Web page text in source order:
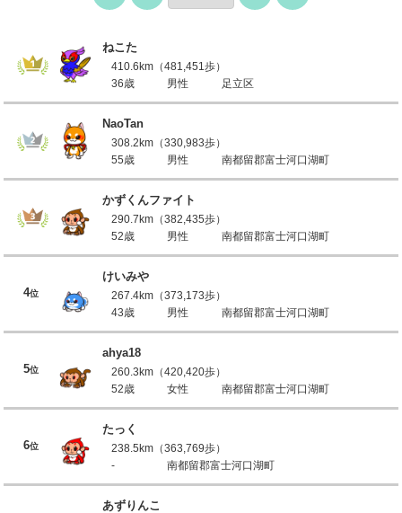
ねこた
410.6km（481,451歩）
36歳
男性 足立区
NaoTan
308.2km（330,983歩）
55歳
男性 南都留郡富士河口湖町
かずくんファイト
290.7km（382,435歩）
52歳
男性 南都留郡富士河口湖町
4位
けいみや
267.4km（373,173歩）
43歳
男性 南都留郡富士河口湖町
5位
ahya18
260.3km（420,420歩）
52歳
女性 南都留郡富士河口湖町
6位
たっく
238.5km（363,769歩）
-
南都留郡富士河口湖町
あずりんこ